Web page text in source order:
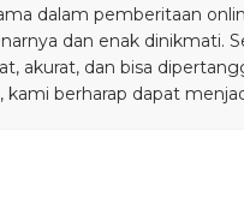
dalam pemberitaan
dan enak dinikmati.
akurat, dan bisa
kami berharap dapat